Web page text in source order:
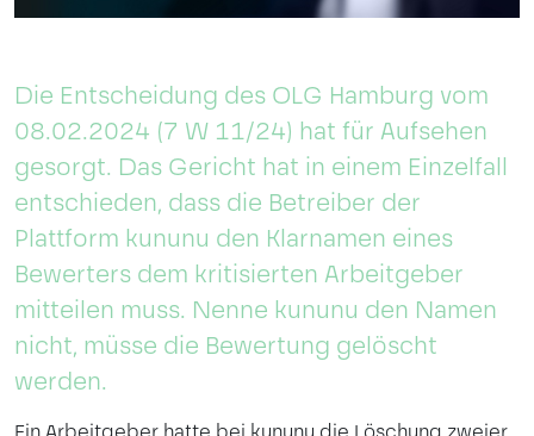
Die Entscheidung des OLG Hamburg vom
08.02.2024 (7 W 11/24) hat für Aufsehen
gesorgt. Das Gericht hat in einem Einzelfall
entschieden, dass die Betreiber der
Plattform kununu den Klarnamen eines
Bewerters dem kritisierten Arbeitgeber
mitteilen muss. Nenne kununu den Namen
nicht, müsse die Bewertung gelöscht
werden.